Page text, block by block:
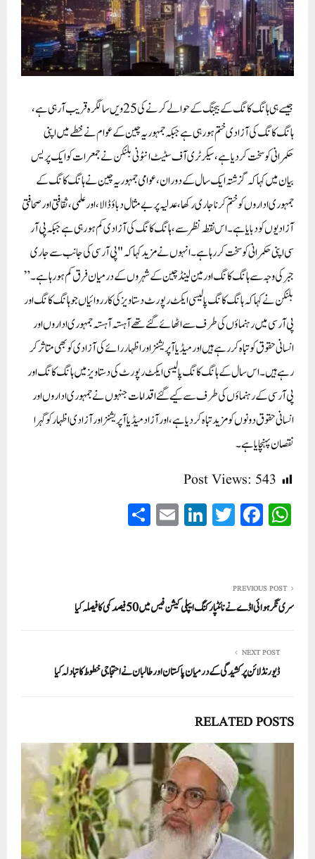
جیسے ہی ہانگ کانگ کے بیجنگ کے حوالے کرنے کی 25 ویں سالگرہ قریب آ رہی ہے،
ہانگ کانگ کی آزادی ختم ہو رہی ہے جبکہ جمہوریہ چین کے عوام نے خطے میں اپنی
حکمرانی کو سخت کر دیا ہے، سیکرٹری آف سٹیٹ انٹونی بلنکن نے جمعرات کو ایک پریس
بیان میں کہا کہ گزشتہ ایک سال کے دوران، عوامی جمہوریہ چین نے ہانگ کانگ کے
جمہوری اداروں کو ختم کرنا جاری رکھا، عدلیہ پر بے مثال دباؤ ڈالا، اور علمی، ثقافتی اور صحافتی
آزادیوں کو دبایا ہے ۔ اس نقطہ نظر سے، ہانگ کانگ کی آزادی کم ہو رہی ہے جبکہ پی آر
سی اپنی حکمرانی کو سخت کر رہا ہے۔ انہوں نے مزید کہا کہ "پی آر سی کی جانب سے جاری
جبر کی وجہ سے ہانگ کانگ اور مین لینڈ چین کے شہروں کے درمیان فرق کم ہو رہا ہے۔”
بلنکن نے کہا کہ ہانگ کانگ پالیسی ایکٹ رپورٹ دستاویز کی کارروائیاں جو ہانگ کانگ اور
پی آر سی میں رہنماؤں کی طرف سے اٹھائے گئے تھے آہستہ آہستہ جمہوری اداروں اور
انسانی حقوق کو تباہ کر رہے ہیں اور میڈیا آپریشنز اور اظہار رائے کی آزادی کو بھی متاثر کر
رہے ہیں۔ اس سال کے ہانگ کانگ پالیسی ایکٹ رپورٹ کی دستاویز میں ہانگ کانگ اور
پی آر سی کے رہنماؤں کی طرف سے کیے گئے اقدامات جنہوں نے جمہوری اداروں اور
انسانی حقوق دونوں کو مزید تباہ کر دیا ہے، اور آزاد میڈیا آپریشنز اور آزادی اظہار کو گہرا
نقصان پہنچایا ہے۔
Post Views: 543
W
ha
A
pp
Fa
ce
ok
T
wi
Li
nk
E
m
PREVIOUS POST
سری نگر ہوائی اڈے نے نائٹپارکنگ ایپلی کیشن فیس میں 50 فیصد کمی کا فیصلہ کیا
NEXT POST
ڈیورنڈ لائن پر کشیدگی کے درمیان پاکستان اور طالبان نے احتجاجی خطوط کا تبادلہ کیا
RELATED POSTS